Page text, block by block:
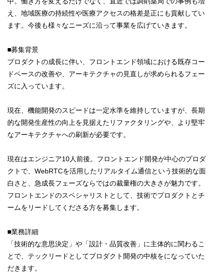
え、地域医療の持続性や医療アクセスの格差是正にも貢献してい
ます。今後も様々なニーズに沿って事業を広げていきます。
■募集背景
プロダクトの成長に伴い、フロントエンド領域における既存コー
ドベースの改善や、アーキテクチャの見直しが求められるフェー
ズに入っています。
現在、機能開発のスピードは一定水準を維持していますが、長期
的な開発生産性の向上を見据えたリファクタリングや、より堅牢
なアーキテクチャへの刷新が必要です。
現在はエンジニア10人前後。フロントエンド開発が中心のプロダ
クトで、WebRTCを活用したリアルタイム通信という技術的な面
白さと、急成長フェーズならではの裁量権の大きさが魅力です。
フロントエンドのスペシャリストとして、技術でプロダクトとチ
ームをリードしてくださる方を募集します。
■業務詳細
「技術的な意思決定」や「設計・品質改善」に主体的に関わるこ
とで、テックリードとしてプロダクト開発の中核をになっていた
だきます。